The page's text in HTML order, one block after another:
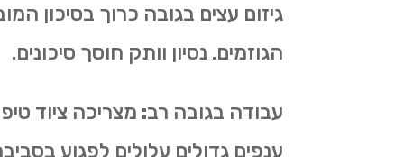
גיזום עצים בגובה כרוך בסיכון
הגוזמים. נסיון וותק חוסך סיכונים.
עבודה בגובה רב: מצריכה ציוד
ענפים גדולים עלולים לפגוע